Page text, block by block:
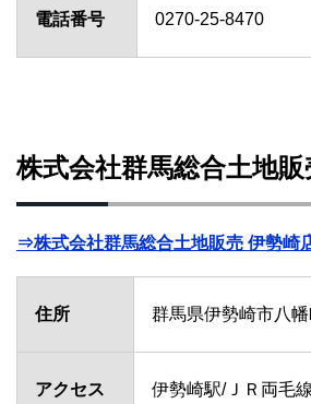
電話番号 0270-25-8470
株式会社群馬総合土地
⇒株式会社群馬総合土地販売 伊勢崎
住所 群馬県伊勢崎市八
アクセス 伊勢崎駅/ＪＲ両毛